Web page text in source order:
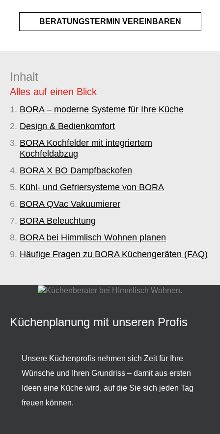
BERATUNGSTERMIN VEREINBAREN
Inhalt
Alles auf einen Blick
BORA – moderne Systeme für Ihre Küche
Design & Bedienkomfort
BORA Kochfelder mit integriertem
Kochfeldabzug
BORA X BO Dampfbackofen
Kühl- und Gefriersysteme von BORA
BORA QVac Vakuumierer
BORA Beleuchtung
BORA bei Himmlisch Wohnen planen
Häufige Fragen zu BORA Küchengeräten (FAQ)
Küchenplanung mit unseren Profis
Unsere Küchenprofis nehmen sich Zeit für Ihre
Wünsche und Ihren Grundriss – damit aus ersten
Ideen eine Küche wird, auf die Sie sich jeden Tag
freuen können.